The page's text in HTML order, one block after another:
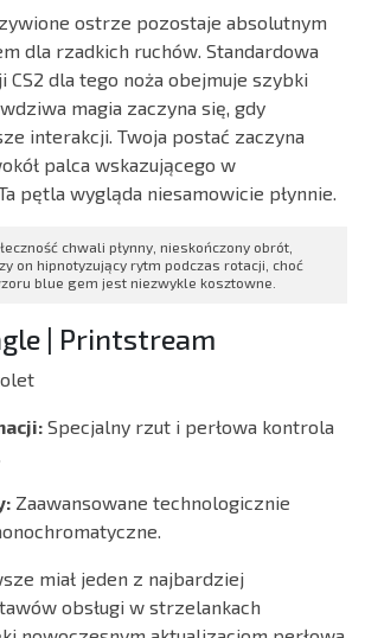
ostrze pozostaje absolutnym
dla rzadkich ruchów. Standardowa
CS2 dla tego noża obejmuje szybki
magia zaczyna się, gdy
interakcji. Twoja postać zaczyna
palca wskazującego w
pętla wygląda niesamowicie płynnie.
chwali płynny, nieskończony obrót,
on hipnotyzujący rytm podczas rotacji, choć
blue gem jest niezwykle kosztowne.
| Printstream
Specjalny rzut i perłowa kontrola
Zaawansowane technologicznie
miał jeden z najbardziej
obsługi w strzelankach